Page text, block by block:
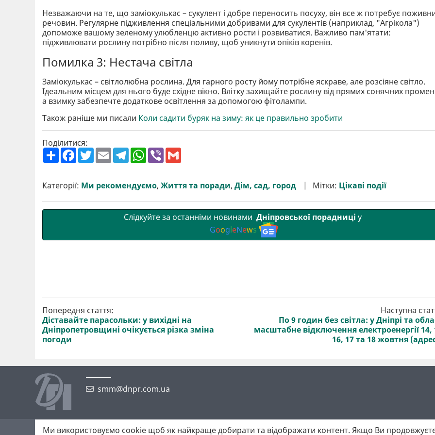
Незважаючи на те, що заміокулькас – сукулент і добре переносить посуху, він все ж потребує
речовин. Регулярне підживлення спеціальними добривами для сукулентів (наприклад, "Агрікола")
допоможе вашому зеленому улюбленцю активно рости і розвиватися. Важливо пам'ятати:
підживлювати рослину потрібно після поливу, щоб уникнути опіків коренів.
Помилка 3: Нестача світла
Заміокулькас – світлолюбна рослина. Для гарного росту йому потрібне яскраве, але розсіяне світло.
Ідеальним місцем для нього буде східне вікно. Влітку захищайте рослину від прямих сонячних
а взимку забезпечте додаткове освітлення за допомогою фітолампи.
Також раніше ми писали Коли садити буряк на зиму: як це правильно зробити
Поділитися:
П
о
р
и
F
a
b
o
T
w
e
E
m
l
T
e
g
r
W
h
s
A
V
r l
Категорії: Ми рекомендуємо, Життя та поради, Дім, сад, город Мітки: Цікаві події
Слідкуйте за останніми новинами Дніпровської порадниці у
GoogleNews
Попередня стаття:
Діставайте парасольки: у вихідні на
Дніпропетровщині очікується різка зміна
погоди
Наступна
По 9 годин без світла: у Дніпрі та
масштабне відключення електроенергії 14,
16, 17 та 18 жовтня
smm@dnpr.com.ua
©2026 https://dnpr.com.ua Дніпровська порадниця
Ми використовуємо cookie щоб як найкраще добирати та відображати контент. Якщо Ви